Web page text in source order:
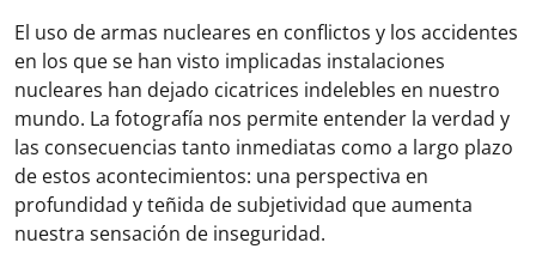
El uso de armas nucleares en conflictos y los accidentes
en los que se han visto implicadas instalaciones
nucleares han dejado cicatrices indelebles en nuestro
mundo. La fotografía nos permite entender la verdad y
las consecuencias tanto inmediatas como a largo plazo
de estos acontecimientos: una perspectiva en
profundidad y teñida de subjetividad que aumenta
nuestra sensación de inseguridad.